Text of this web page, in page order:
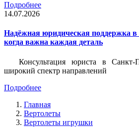
Подробнее
14.07.2026
Надёжная юридическая поддержка в
когда важна каждая деталь
Консультация юриста в Санкт-
широкий спектр направлений
Подробнее
Главная
Вертолеты
Вертолеты игрушки